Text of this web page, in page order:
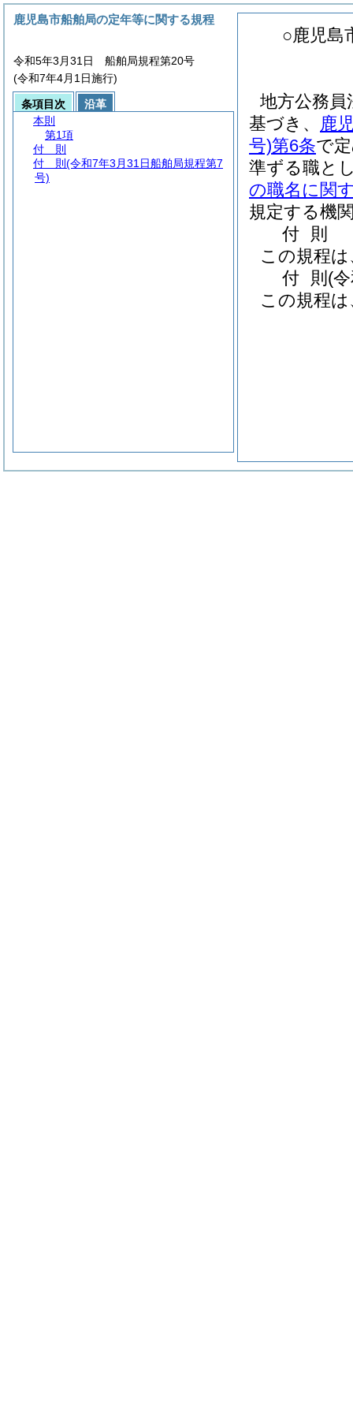
○鹿児島
地方公務員
基づき、 鹿
号)第6条で
準ずる職と
の職名に関
規定する機
付 則
この規程
付 則 (
この規程
鹿児島市船舶局の定年等に関する規程
令和5年3月31日 船舶局規程第20号
(令和7年4月1日施行)
条項目次
沿革
本則
第1項
付 則
付 則 (令和7年3月31日船舶局規程第7
号)